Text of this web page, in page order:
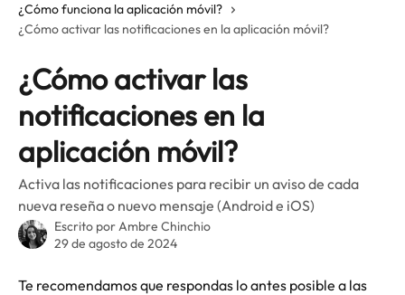
¿Cómo funciona la aplicación móvil?
¿Cómo activar las notificaciones en la aplicación móvil?
¿Cómo activar las
notificaciones en la
aplicación móvil?
Activa las notificaciones para recibir un aviso de cada
nueva reseña o nuevo mensaje (Android e iOS)
Escrito porAmbre Chinchio
29 de agosto de 2024
Te recomendamos que respondas lo antes posible a las